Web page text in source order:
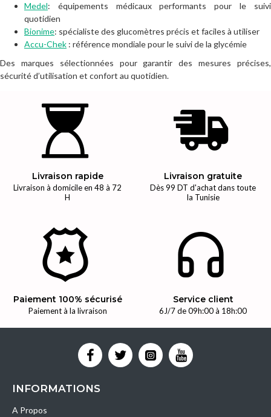
Medel: équipements médicaux performants pour le suivi
quotidien
Bionime: spécialiste des glucomètres précis et faciles à utiliser
Accu-Chek : référence mondiale pour le suivi de la glycémie
Des marques sélectionnées pour garantir des mesures précises,
sécurité d’utilisation et confort au quotidien.
Livraison rapide
Livraison à domicile en 48 à 72
H
Livraison gratuite
Dès 99 DT d'achat dans toute
la Tunisie
Paiement 100% sécurisé
Paiement à la livraison
Service client
6J/7 de 09h:00 à 18h:00
INFORMATIONS
A Propos